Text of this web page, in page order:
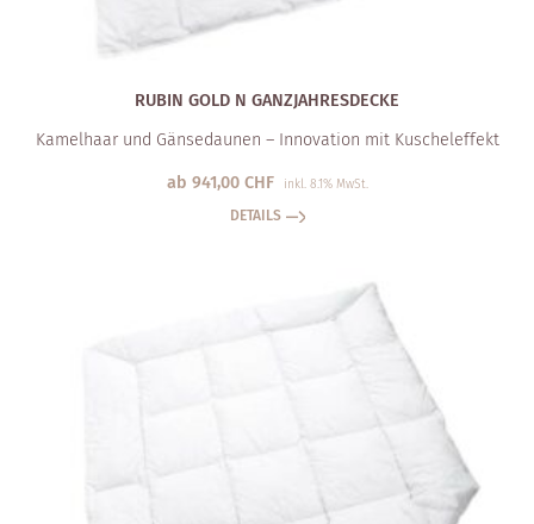
RUBIN GOLD N GANZJAHRESDECKE
Kamelhaar und Gänsedaunen – Innovation mit Kuscheleffekt
ab 941,00 CHF inkl. 8.1% MwSt.
DETAILS